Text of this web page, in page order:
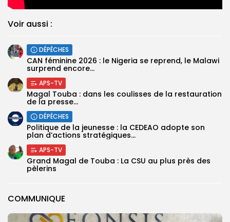
COMMUNIQUE
Voir aussi :
DÉPÊCHES
‎CAN féminine 2026 : le Nigeria se reprend, le Malawi
surprend encore...
APS-TV
Magal Touba : dans les coulisses de la restauration
de la presse...
DÉPÊCHES
Politique de la jeunesse : la CEDEAO adopte son
plan d’actions stratégiques...
APS-TV
Grand Magal de Touba : La CSU au plus près des
pèlerins